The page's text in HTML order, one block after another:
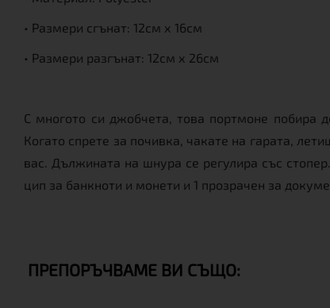
• Размери сгънат: 12см х 16см
• Размери разгънат: 12см х 26см
С многото си джобчета, това портмоне побира
Когато спрете за почивка, чакате на гарата,
вас. Дължината на шнура се регулира със
цип за банкноти и монети и 1 прозрачен за
ПРЕПОРЪЧВАМЕ ВИ СЪЩО: